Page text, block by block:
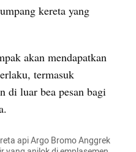
kereta yang
akan mendapatkan
termasuk
di luar bea pesan bagi
api Argo Bromo Anggrek